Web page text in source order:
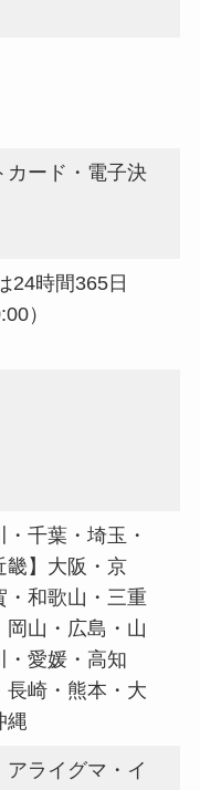
カード・電子決
24時間365日
）
・千葉・埼玉・
畿】大阪・京
・和歌山・三重
岡山・広島・山
・愛媛・高知
長崎・熊本・大
縄
ライグマ・イ